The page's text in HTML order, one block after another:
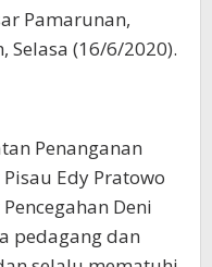
Pamarunan,
Selasa (16/6/2020).
Penanganan
Edy Pratowo
Deni
pedagang dan